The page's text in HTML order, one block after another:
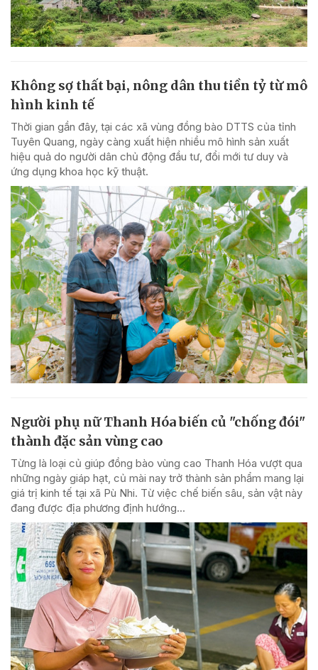
Không sợ thất bại, nông dân thu tiền tỷ từ mô
hình kinh tế
Thời gian gần đây, tại các xã vùng đồng bào DTTS của tỉnh
Tuyên Quang, ngày càng xuất hiện nhiều mô hình sản xuất
hiệu quả do người dân chủ động đầu tư, đổi mới tư duy và
ứng dụng khoa học kỹ thuật.
Người phụ nữ Thanh Hóa biến củ "chống đói"
thành đặc sản vùng cao
Từng là loại củ giúp đồng bào vùng cao Thanh Hóa vượt qua
những ngày giáp hạt, củ mài nay trở thành sản phẩm mang lại
giá trị kinh tế tại xã Pù Nhi. Từ việc chế biến sâu, sản vật này
đang được địa phương định hướng...